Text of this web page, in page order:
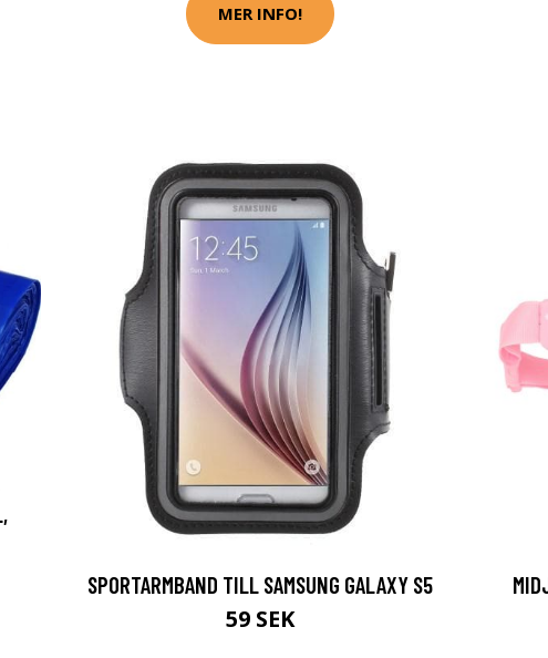
MER INFO!
SPORTARMBAND TILL SAMSUNG GALAXY S5
59 SEK